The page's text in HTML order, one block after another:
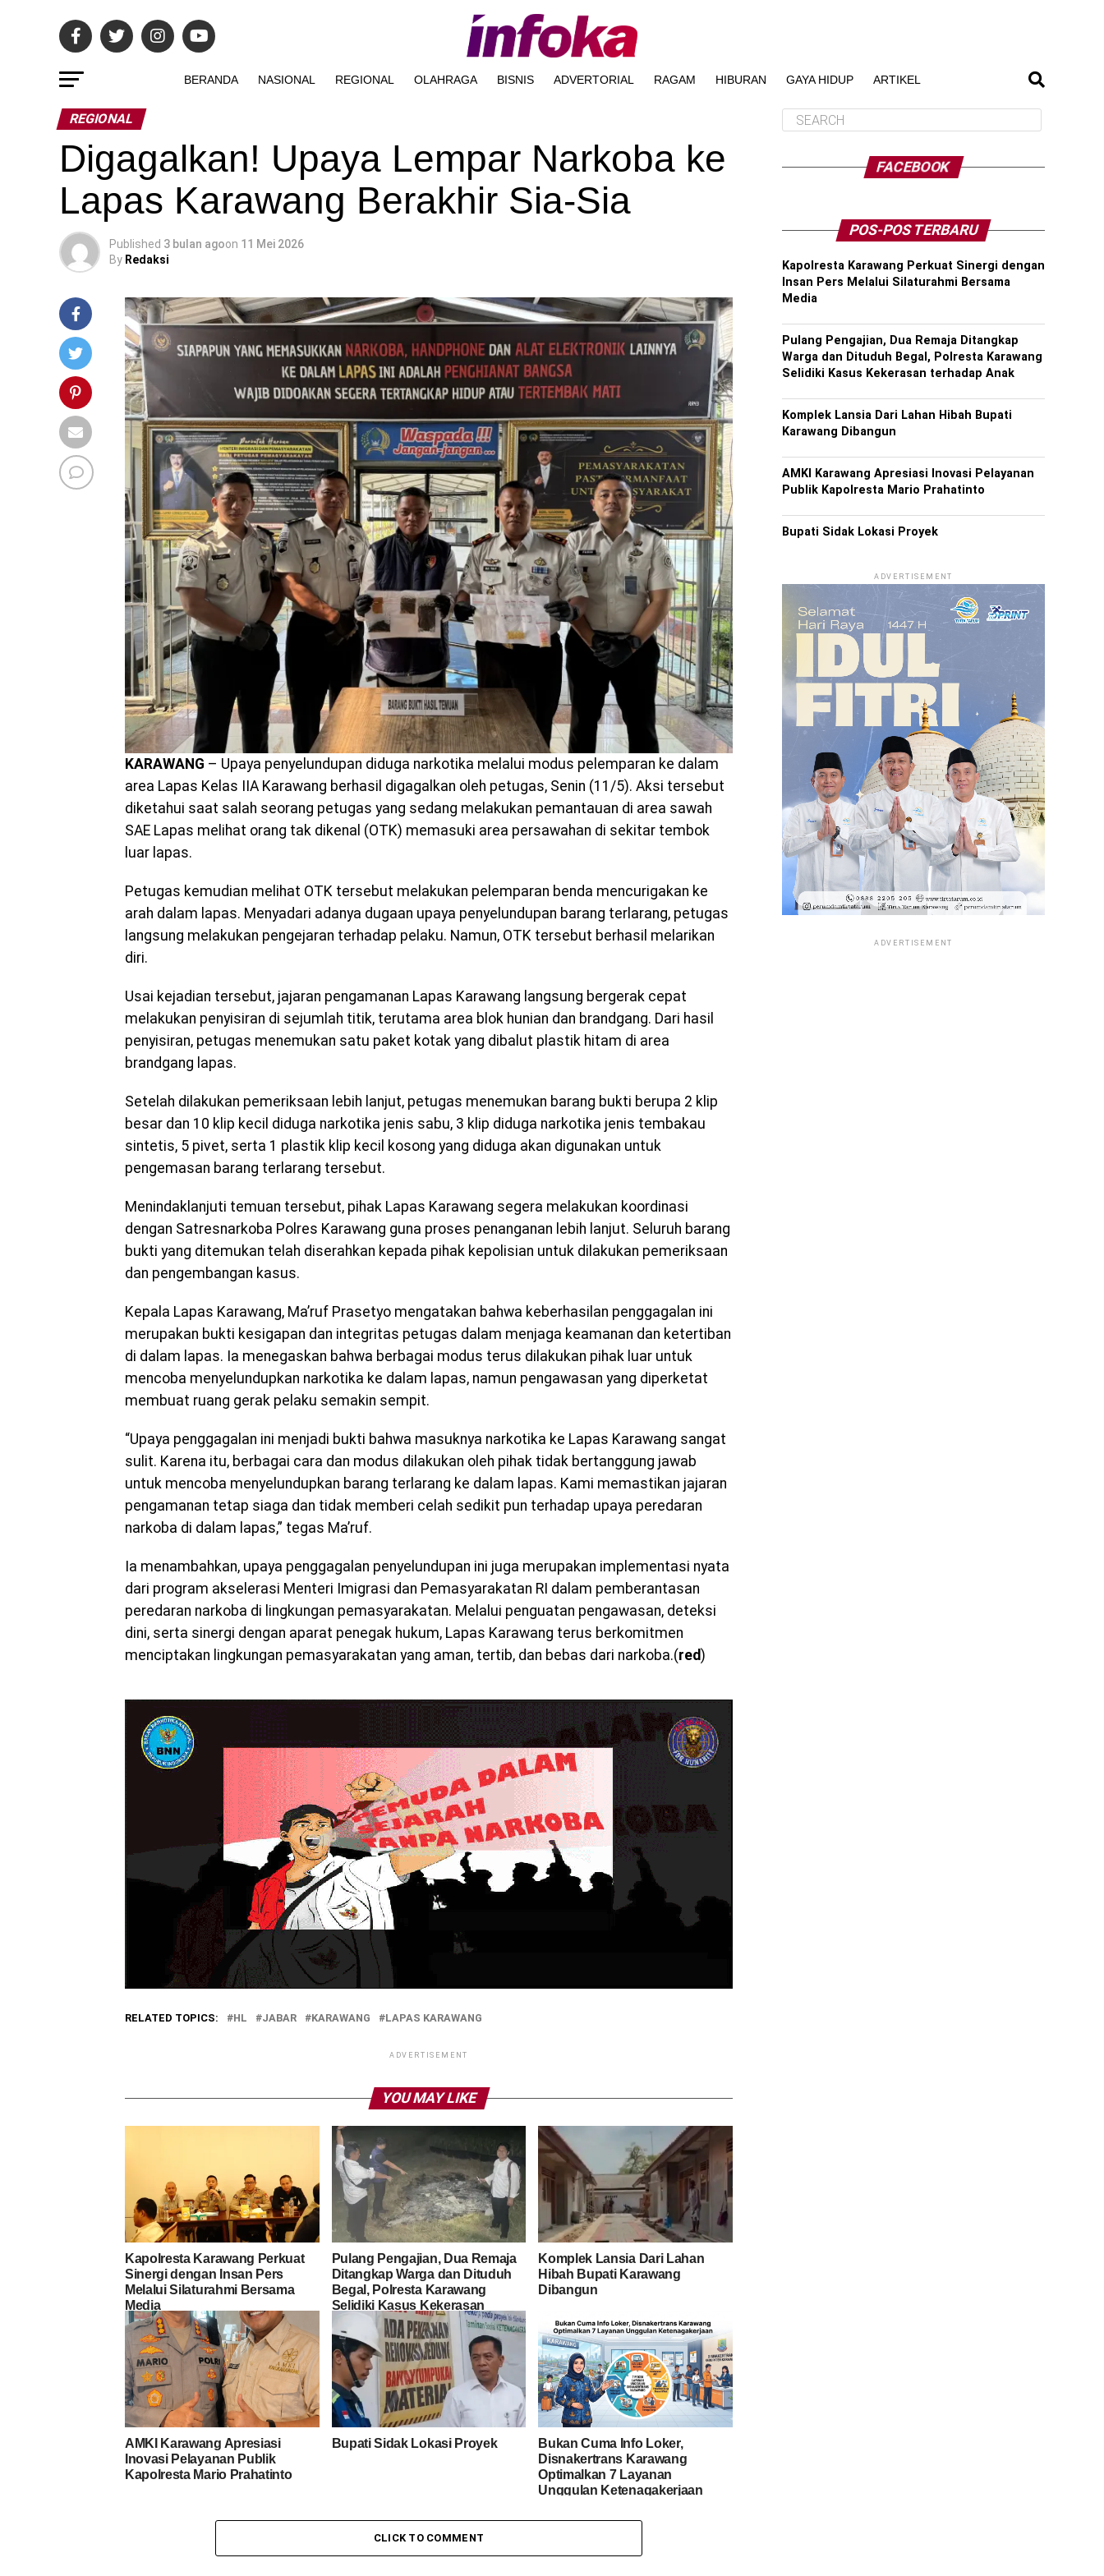
BERANDA NASIONAL REGIONAL OLAHRAGA BISNIS ADVERTORIAL RAGAM HIBURAN GAYA HIDUP ARTIKEL
REGIONAL
Digagalkan! Upaya Lempar Narkoba ke
Lapas Karawang Berakhir Sia-Sia
Published 3 bulan agoon 11 Mei 2026
By Redaksi
KARAWANG – Upaya penyelundupan diduga narkotika melalui modus pelemparan ke dalam
area Lapas Kelas IIA Karawang berhasil digagalkan oleh petugas, Senin (11/5). Aksi tersebut
diketahui saat salah seorang petugas yang sedang melakukan pemantauan di area sawah
SAE Lapas melihat orang tak dikenal (OTK) memasuki area persawahan di sekitar tembok
luar lapas.
Petugas kemudian melihat OTK tersebut melakukan pelemparan benda mencurigakan ke
arah dalam lapas. Menyadari adanya dugaan upaya penyelundupan barang terlarang, petugas
langsung melakukan pengejaran terhadap pelaku. Namun, OTK tersebut berhasil melarikan
diri.
Usai kejadian tersebut, jajaran pengamanan Lapas Karawang langsung bergerak cepat
melakukan penyisiran di sejumlah titik, terutama area blok hunian dan brandgang. Dari hasil
penyisiran, petugas menemukan satu paket kotak yang dibalut plastik hitam di area
brandgang lapas.
Setelah dilakukan pemeriksaan lebih lanjut, petugas menemukan barang bukti berupa 2 klip
besar dan 10 klip kecil diduga narkotika jenis sabu, 3 klip diduga narkotika jenis tembakau
sintetis, 5 pivet, serta 1 plastik klip kecil kosong yang diduga akan digunakan untuk
pengemasan barang terlarang tersebut.
Menindaklanjuti temuan tersebut, pihak Lapas Karawang segera melakukan koordinasi
dengan Satresnarkoba Polres Karawang guna proses penanganan lebih lanjut. Seluruh barang
bukti yang ditemukan telah diserahkan kepada pihak kepolisian untuk dilakukan pemeriksaan
dan pengembangan kasus.
Kepala Lapas Karawang, Ma’ruf Prasetyo mengatakan bahwa keberhasilan penggagalan ini
merupakan bukti kesigapan dan integritas petugas dalam menjaga keamanan dan ketertiban
di dalam lapas. Ia menegaskan bahwa berbagai modus terus dilakukan pihak luar untuk
mencoba menyelundupkan narkotika ke dalam lapas, namun pengawasan yang diperketat
membuat ruang gerak pelaku semakin sempit.
“Upaya penggagalan ini menjadi bukti bahwa masuknya narkotika ke Lapas Karawang sangat
sulit. Karena itu, berbagai cara dan modus dilakukan oleh pihak tidak bertanggung jawab
untuk mencoba menyelundupkan barang terlarang ke dalam lapas. Kami memastikan jajaran
pengamanan tetap siaga dan tidak memberi celah sedikit pun terhadap upaya peredaran
narkoba di dalam lapas,” tegas Ma’ruf.
Ia menambahkan, upaya penggagalan penyelundupan ini juga merupakan implementasi nyata
dari program akselerasi Menteri Imigrasi dan Pemasyarakatan RI dalam pemberantasan
peredaran narkoba di lingkungan pemasyarakatan. Melalui penguatan pengawasan, deteksi
dini, serta sinergi dengan aparat penegak hukum, Lapas Karawang terus berkomitmen
menciptakan lingkungan pemasyarakatan yang aman, tertib, dan bebas dari narkoba.(red)
RELATED TOPICS: HL JABAR KARAWANG LAPAS KARAWANG
ADVERTISEMENT
YOU MAY LIKE
Kapolresta Karawang Perkuat
Sinergi dengan Insan Pers
Melalui Silaturahmi Bersama
Media
Pulang Pengajian, Dua Remaja
Ditangkap Warga dan Dituduh
Begal, Polresta Karawang
Selidiki Kasus Kekerasan
terhadap Anak
Komplek Lansia Dari Lahan
Hibah Bupati Karawang
Dibangun
AMKI Karawang Apresiasi
Inovasi Pelayanan Publik
Kapolresta Mario Prahatinto
Bupati Sidak Lokasi Proyek
Bukan Cuma Info Loker,
Disnakertrans Karawang
Optimalkan 7 Layanan
Unggulan Ketenagakerjaan
CLICK TO COMMENT
FACEBOOK
POS-POS TERBARU
Kapolresta Karawang Perkuat Sinergi dengan
Insan Pers Melalui Silaturahmi Bersama
Media
Pulang Pengajian, Dua Remaja Ditangkap
Warga dan Dituduh Begal, Polresta Karawang
Selidiki Kasus Kekerasan terhadap Anak
Komplek Lansia Dari Lahan Hibah Bupati
Karawang Dibangun
AMKI Karawang Apresiasi Inovasi Pelayanan
Publik Kapolresta Mario Prahatinto
Bupati Sidak Lokasi Proyek
ADVERTISEMENT
ADVERTISEMENT